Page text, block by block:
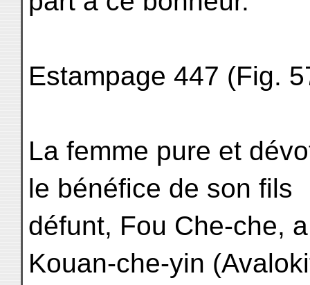
Estampage 447 (Fig.
La femme pure et
le bénéfice de son fils
défunt, Fou Che-che,
Kouan-che-yin